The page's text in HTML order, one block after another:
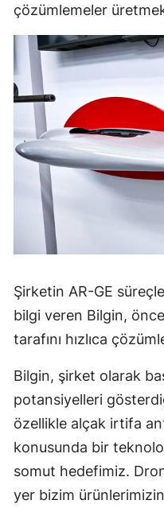
çözümlemeler
Şirketin AR-GE
bilgi veren Bilgin,
tarafını hızlıca
Bilgin, şirket olarak
potansiyelleri
özellikle alçak irtifa
konusunda bir
somut hedefimiz.
yer bizim ürünlerimizin